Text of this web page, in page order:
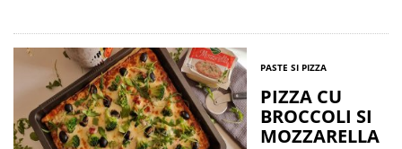
PASTE SI PIZZA
PIZZA CU
BROCCOLI SI
MOZZARELLA